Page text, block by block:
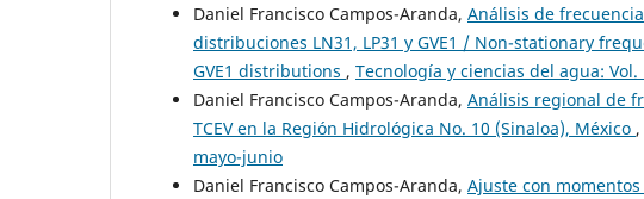
Daniel Francisco Campos-Aranda, Análisis de
distribuciones LN31, LP31 y GVE1 / Non-stationary
GVE1 distributions , Tecnología y ciencias del agua:
Daniel Francisco Campos-Aranda, Análisis regional de
TCEV en la Región Hidrológica No. 10 (Sinaloa), México ,
mayo-junio
Daniel Francisco Campos-Aranda, Ajuste con momentos